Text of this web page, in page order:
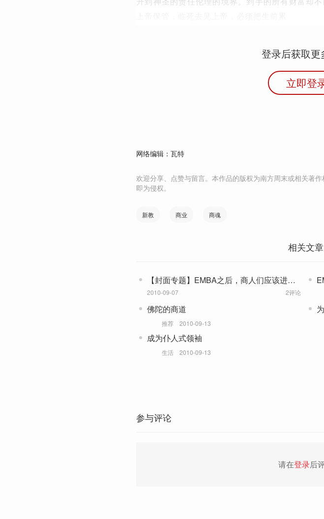
登录后获取更
立即登
网络编辑：瓦特
欢迎分享、点赞与留言。本作品的版权为南方周末或相关著
即为侵权。
新教 商业 商魂
相关文章
【封面专题】EMBA之后，商人们应该进修
的 (从49781复制)
2010-09-07 2评论
佛陀的商道
推荐 2010-09-13
成为仆人式领袖
生活 2010-09-13
参与评论
请在登录后